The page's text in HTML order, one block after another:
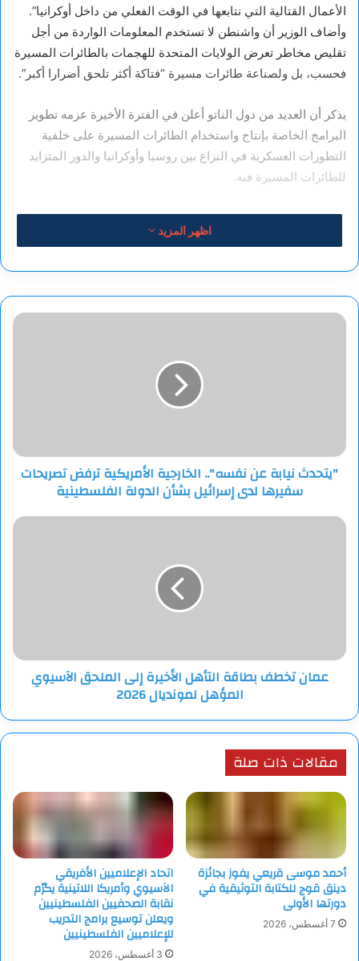
الأعمال القتالية التي نتابعها في الوقت الفعلي من داخل أوكرانيا”.
وأضاف الوزير أن واشنطن لا تستخدم المعلومات الواردة من أجل
تقليص مخاطر تعرض الولايات المتحدة للهجمات بالطائرات المسيرة
فحسب، بل ولصناعة طائرات مسيرة “فتاكة أكثر تلحق أضرارا أكبر”.
يذكر أن العديد من دول الناتو أعلن في الفترة الأخيرة عزمه تطوير
البرامج الخاصة بإنتاج واستخدام الطائرات المسيرة على خلفية
التطورات العسكرية في النزاع بين روسيا وأوكرانيا والدور المتزايد
للطائرات المسيرة فيه.
المصدر: نوفوستي
اظهر المزيد
"يتحدث
سفيرها
لدى
الدولة
"يتحدث نيابة عن نفسه".. الخارجية الأمريكية ترفض تصريحات
سفيرها لدى إسرائيل بشأن الدولة الفلسطينية
عمان
المؤهل
لمونديال
عمان تخطف بطاقة التأهل الأخيرة إلى الملحق الآسيوي
المؤهل لمونديال 2026
مقالات ذات صلة
أحمد موسى قريعي يفوز بجائزة
دينق قوج للكتابة التوثيقية في
دورتها الأولى
7 أغسطس، 2026
اتحاد الإعلاميين الأفريقي
الآسيوي وأمريكا اللاتينية يكرّم
نقابة الصحفيين الفلسطينيين
ويعلن توسيع برامج التدريب
للإعلاميين الفلسطينيين
3 أغسطس، 2026